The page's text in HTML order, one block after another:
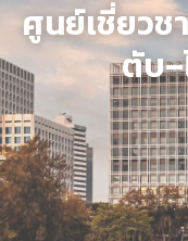
ศูนย์เชี่ยวช
ตับ–